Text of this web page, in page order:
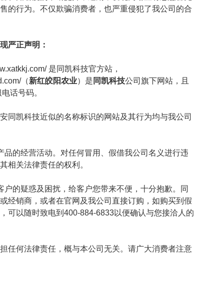
的行为。不仅欺骗消费者，也严重侵犯了我公司的合
严正声明：
是同凯科技官方站，
（新红皎阳农业）是 同凯科技公司旗下网站，且
话号码。
凯科技近似的名称标识的网站及其行为均与我公司
的经营活动。对任何冒用、假借我公司名义进行违
相关法律责任的权利。
的疑惑及困扰，给客户您带来不便，十分抱歉。同
经销商，或者在官网及我公司直接订购，如购买到假
可以随时致电到400-884-6833以便确认与您接洽人的
何法律责任，概与本公司无关。请广大消费者注意